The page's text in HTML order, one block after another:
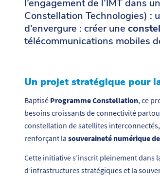
l’engagement de l’IMT dans
Constellation Technologies) :
d’envergure : créer une
télécommunications mobiles
Un projet stratégique pour
Baptisé Programme Constellation, ce
besoins croissants de connectivité
constellation de satellites
renforçant la souveraineté numérique
Cette initiative s’inscrit pleinement dans
d’infrastructures stratégiques et la